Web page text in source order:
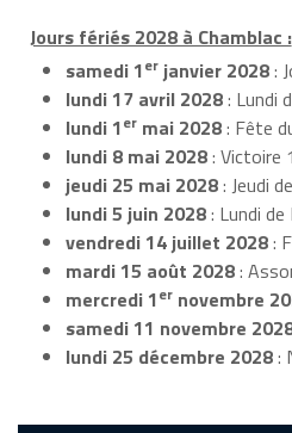
Jours fériés 2028 à Chamblac :
samedi 1er janvier 2028:
lundi 17 avril 2028: Lundi
lundi 1er mai 2028: Fête
lundi 8 mai 2028: Victoire
jeudi 25 mai 2028: Jeudi
lundi 5 juin 2028: Lundi
vendredi 14 juillet 2028:
mardi 15 août 2028:
mercredi 1er novembre
samedi 11 novembre
lundi 25 décembre 2028: